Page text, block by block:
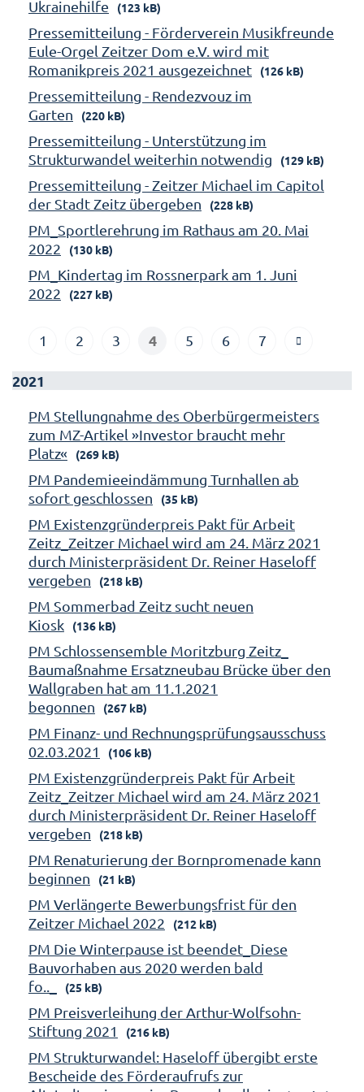
Ukrainehilfe (123 kB)
Pressemitteilung - Förderverein Musikfreunde
Eule-Orgel Zeitzer Dom e.V. wird mit
Romanikpreis 2021 ausgezeichnet
(126 kB)
Pressemitteilung - Rendezvouz im
Garten
(220 kB)
Pressemitteilung - Unterstützung im
Strukturwandel weiterhin notwendig
(129 kB)
Pressemitteilung - Zeitzer Michael im Capitol
der Stadt Zeitz übergeben
(228 kB)
PM_Sportlerehrung im Rathaus am 20. Mai
2022
(130 kB)
PM_Kindertag im Rossnerpark am 1. Juni
2022
(227 kB)
1 2 3 4 5 6 7
2021
PM Stellungnahme des Oberbürgermeisters
zum MZ-Artikel »Investor braucht mehr
Platz«
(269 kB)
PM Pandemieeindämmung Turnhallen ab
sofort geschlossen
(35 kB)
PM Existenzgründerpreis Pakt für Arbeit
Zeitz_Zeitzer Michael wird am 24. März 2021
durch Ministerpräsident Dr. Reiner Haseloff
vergeben
(218 kB)
PM Sommerbad Zeitz sucht neuen
Kiosk
(136 kB)
PM Schlossensemble Moritzburg Zeitz_
Baumaßnahme Ersatzneubau Brücke über den
Wallgraben hat am 11.1.2021
begonnen
(267 kB)
PM Finanz- und Rechnungsprüfungsausschuss
02.03.2021
(106 kB)
PM Existenzgründerpreis Pakt für Arbeit
Zeitz_Zeitzer Michael wird am 24. März 2021
durch Ministerpräsident Dr. Reiner Haseloff
vergeben
(218 kB)
PM Renaturierung der Bornpromenade kann
beginnen
(21 kB)
PM Verlängerte Bewerbungsfrist für den
Zeitzer Michael 2022
(212 kB)
PM Die Winterpause ist beendet_Diese
Bauvorhaben aus 2020 werden bald
fo.._
(25 kB)
PM Preisverleihung der Arthur-Wolfsohn-
Stiftung 2021
(216 kB)
PM Strukturwandel: Haseloff übergibt erste
Bescheide des Förderaufrufs zur